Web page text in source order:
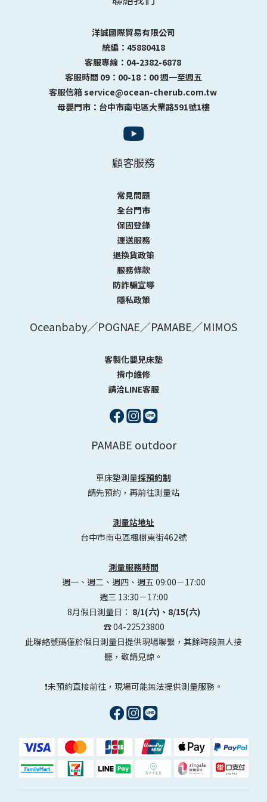
洋誠國際貿易有限公司
統編：45880418
客服專線：04-2382-6878
客服時間 09：00-18：00 週一至週五
客服信箱 service@ocean-cherub.com.tw
母嬰門市：台中市南屯區大業路591號1樓
顧客服務
常見問題
全台門市
保固登錄
運送服務
退換貨政策
服務條款
防詐騙宣導
隱私政策
Oceanbaby／POGNAE／PAMABE／MIMOS
客製化嬰兒床墊
揹巾維修
請洽LINE客服
PAMABE outdoor
車床墊測量採預約制
請先預約，再前往測量站
測量站地址
台中市南屯區楓樹東街462號
測量服務時間
週一、週二、週四、週五 09:00－17:00
週三 13:30－17:00
8月假日測量日： 8/1(六)、8/15(六)
☎️ 04-22523800
此聯絡號碼僅於假日測量日提供現場聯繫，其餘時段無人接
聽，敬請見諒。
❗未預約直接前往，現場可能無法提供測量服務。